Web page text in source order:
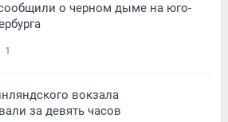
о черном дыме на юго-
1
вокзала
за девять часов